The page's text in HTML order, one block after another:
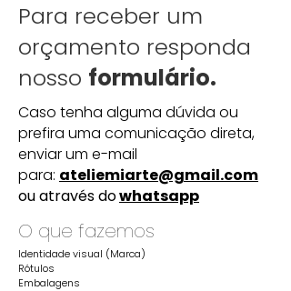
Para receber um
orçamento responda
nosso formulário.
Caso tenha alguma dúvida ou
prefira uma comunicação direta,
enviar um e-mail
para: ateliemiarte@gmail.com
ou através dowhatsapp
O que fazemos
Identidade visual (Marca)
Rótulos
Embalagens